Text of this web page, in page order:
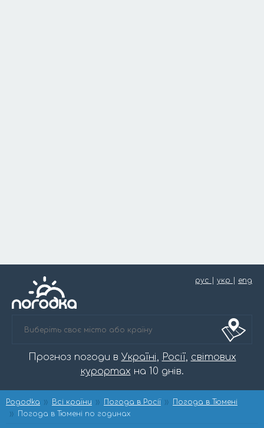
рус укр eng
Прогноз погоди в Україні, Росії, світових
курортах на 10 днів.
Pogodka Всі країни Погода в Росії
Погода в Тюмені
Погода в Тюмені по годинах